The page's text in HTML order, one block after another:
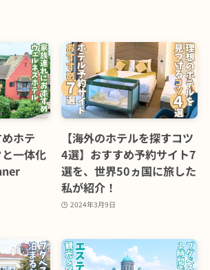
めホテ
一体化
【海外のホテルを探すコツ
4選】おすすめ予約サイト7
選を、世界50ヵ国に旅した
私が紹介！
2024年3月9日